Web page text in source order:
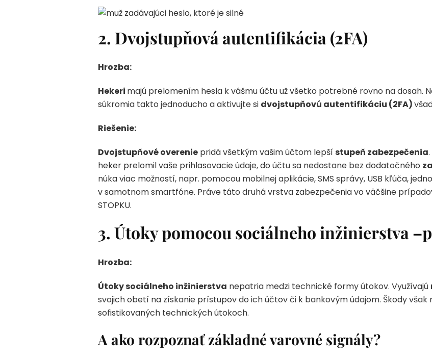
2. Dvojstupňová autentifikácia (2FA)
Hrozba:
Hekeri majú prelomením hesla k vášmu účtu už všetko potrebné rovno na dosah.
súkromia takto jednoducho a aktivujte si dvojstupňovú autentifikáciu (2FA)
Riešenie:
Dvojstupňové overenie pridá všetkým vašim účtom lepšístupeň zabezpečenia
heker prelomil vaše prihlasovacie údaje, do účtu sa nedostane bez dodatočného
núka viac možností, napr. pomocou mobilnej aplikácie, SMS správy, USB kľúča,
v samotnom smartfóne. Práve táto druhá vrstva zabezpečenia vo väčšine
STOPKU.
3. Útoky pomocou sociálneho inžinierstva
Hrozba:
Útoky sociálneho inžinierstva nepatria medzi technické formy útokov. Využívajú
svojich obetí na získanie prístupov do ich účtov či k bankovým údajom. Škody
sofistikovaných technických útokoch.
A ako rozpoznať základné varovné signály?